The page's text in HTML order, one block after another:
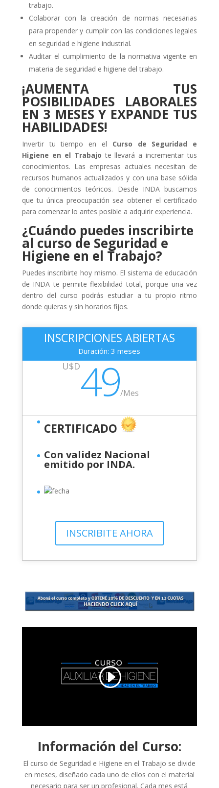
trabajo.
Colaborar con la creación de normas necesarias
para propender y cumplir con las condiciones legales
en seguridad e higiene industrial.
Auditar el cumplimiento de la normativa vigente en
materia de seguridad e higiene del trabajo.
¡AUMENTA TUS
POSIBILIDADES LABORALES
EN 3 MESES Y EXPANDE TUS
HABILIDADES!
Invertir tu tiempo en el Curso de Seguridad e
Higiene en el Trabajo te llevará a incrementar tus
conocimientos. Las empresas actuales necesitan de
recursos humanos actualizados y con una base sólida
de conocimientos teóricos. Desde INDA buscamos
que tu única preocupación sea obtener el certificado
para comenzar lo antes posible a adquirir experiencia.
¿Cuándo puedes inscribirte
al curso de Seguridad e
Higiene en el Trabajo?
Puedes inscribirte hoy mismo. El sistema de educación
de INDA te permite flexibilidad total, porque una vez
dentro del curso podrás estudiar a tu propio ritmo
donde quieras y sin horarios fijos.
INSCRIPCIONES ABIERTAS
Duración: 3 meses
U$D49/Mes
CERTIFICADO
Con validez Nacional
emitido por INDA.
INSCRIBITE AHORA
Información del Curso:
El curso de Seguridad e Higiene en el Trabajo se divide
en meses, diseñado cada uno de ellos con el material
necesario para ser un profesional. Cada mes está